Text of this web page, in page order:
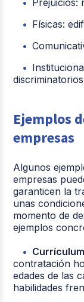
Físicas:
Ejemplos
empresas
Algunos
empresas
garanticen la
unas
momento de
ejemplos
contratación
edades de las
habilidades